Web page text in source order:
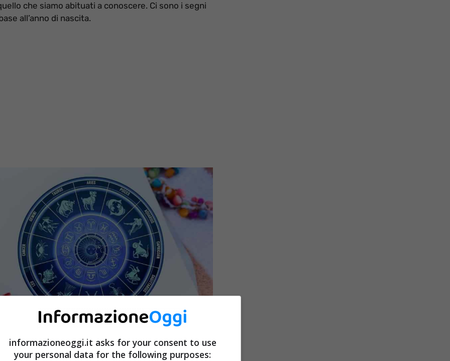
che siamo abituati a conoscere. Ci sono i segni
all’anno di nascita.
informazioneoggi.it asks for your consent to use
your personal data for the following purposes: